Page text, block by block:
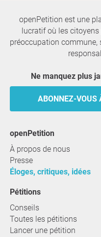
openPetition est une
lucratif où les
préoccupation commune,
Ne manquez plus
ABONNEZ-VOUS
openPetition
À propos de nous
Presse
Éloges, critiques, idées
Pétitions
Conseils
Toutes les pétitions
Lancer une pétition